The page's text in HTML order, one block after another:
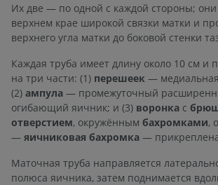
Их две — по одной с каждой стороны; они
верхнем крае широкой связки матки и
верхнего угла матки до боковой стенки
Каждая труба имеет длину около 10 см и
на три части: (1) перешеек —
(2) ампула — промежуточный
огибающий яичник; и (3) воронка с
отверстием, окружённым бахромками,
— яичниковая бахромка —
Маточная труба направляется
полюса яичника, затем поднимается